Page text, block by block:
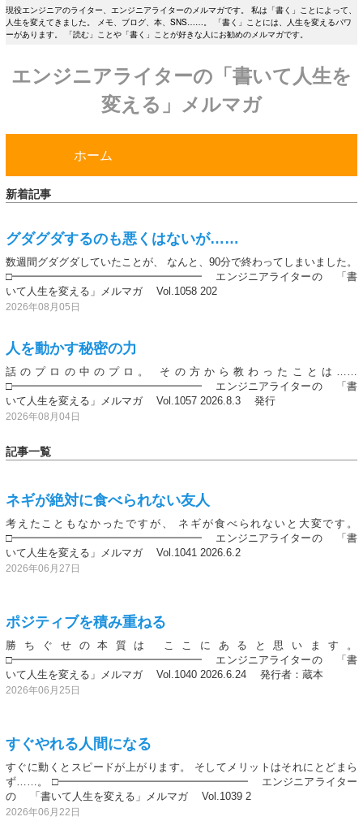
現役エンジニアのライター、エンジニアライターのメルマガです。 私は「書く」ことによって、
人生を変えてきました。 メモ、ブログ、本、SNS……。 「書く」ことには、人生を変えるパワ
ーがあります。 「読む」ことや「書く」ことが好きな人にお勧めのメルマガです。
エンジニアライターの「書いて人生を
変える」メルマガ
ホーム
新着記事
グダグダするのも悪くはないが……
数週間グダグダしていたことが、 なんと、90分で終わってしまいました。
□━━━━━━━━━━━━━━━━━━ エンジニアライターの 「書
いて人生を変える」メルマガ Vol.1058 202
2026年08月05日
人を動かす秘密の力
話のプロの中のプロ。 その方から教わったことは……
□━━━━━━━━━━━━━━━━━━ エンジニアライターの 「書
いて人生を変える」メルマガ Vol.1057 2026.8.3 発行
2026年08月04日
記事一覧
ネギが絶対に食べられない友人
考えたこともなかったですが、 ネギが食べられないと大変です。
□━━━━━━━━━━━━━━━━━━ エンジニアライターの 「書
いて人生を変える」メルマガ Vol.1041 2026.6.2
2026年06月27日
ポジティブを積み重ねる
勝ちぐせの本質は ここにあると思います。
□━━━━━━━━━━━━━━━━━━ エンジニアライターの 「書
いて人生を変える」メルマガ Vol.1040 2026.6.24 発行者：蔵本
2026年06月25日
すぐやれる人間になる
すぐに動くとスピードが上がります。 そしてメリットはそれにとどまら
ず……。 □━━━━━━━━━━━━━━━━━━ エンジニアライター
の 「書いて人生を変える」メルマガ Vol.1039 2
2026年06月22日